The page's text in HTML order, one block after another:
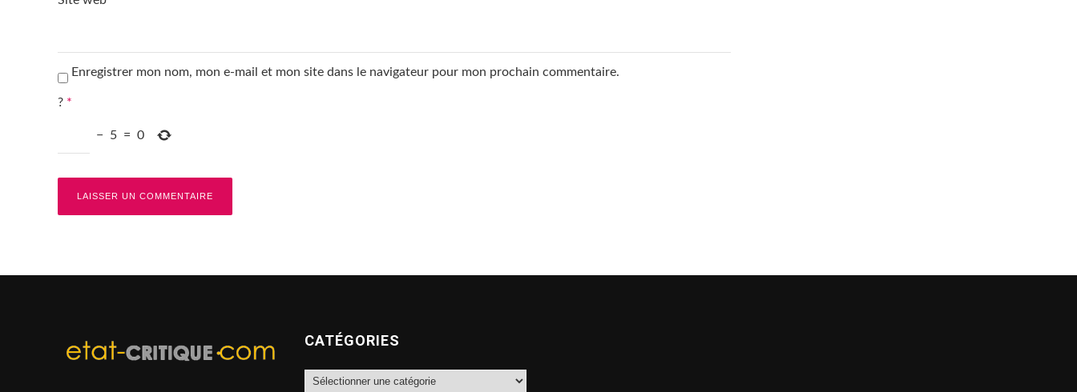
Enregistrer mon nom, mon e-mail et mon site dans le navigateur pour mon prochain commentaire.
? *
− 5 = 0
CATÉGORIES
Catégories